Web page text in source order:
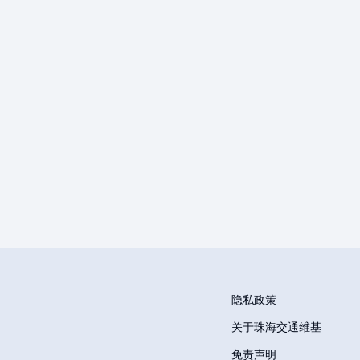
隐私政策
关于珠海交通维基
免责声明